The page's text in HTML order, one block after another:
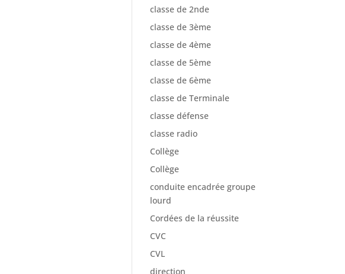
classe de 2nde
classe de 3ème
classe de 4ème
classe de 5ème
classe de 6ème
classe de Terminale
classe défense
classe radio
Collège
Collège
conduite encadrée groupe
lourd
Cordées de la réussite
CVC
CVL
direction